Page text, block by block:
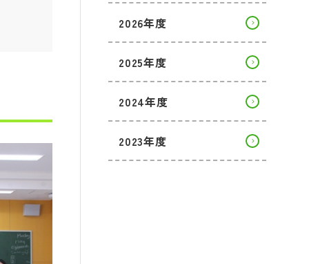
2026年度
2025年度
2024年度
2023年度